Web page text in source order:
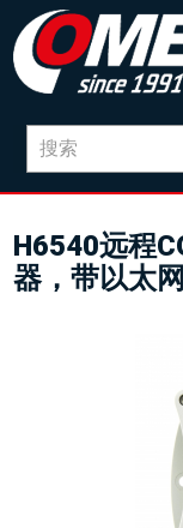
H6540远程
器，带以太